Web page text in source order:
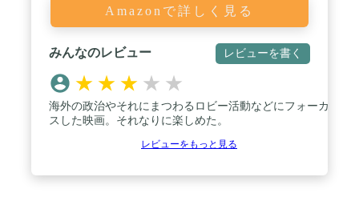
Amazonで詳しく見る
みんなのレビュー レビューを書く
★ ★ ★ ★ ★
海外の政治やそれにまつわるロビー活動などにフォーカ
スした映画。それなりに楽しめた。
レビューをもっと見る